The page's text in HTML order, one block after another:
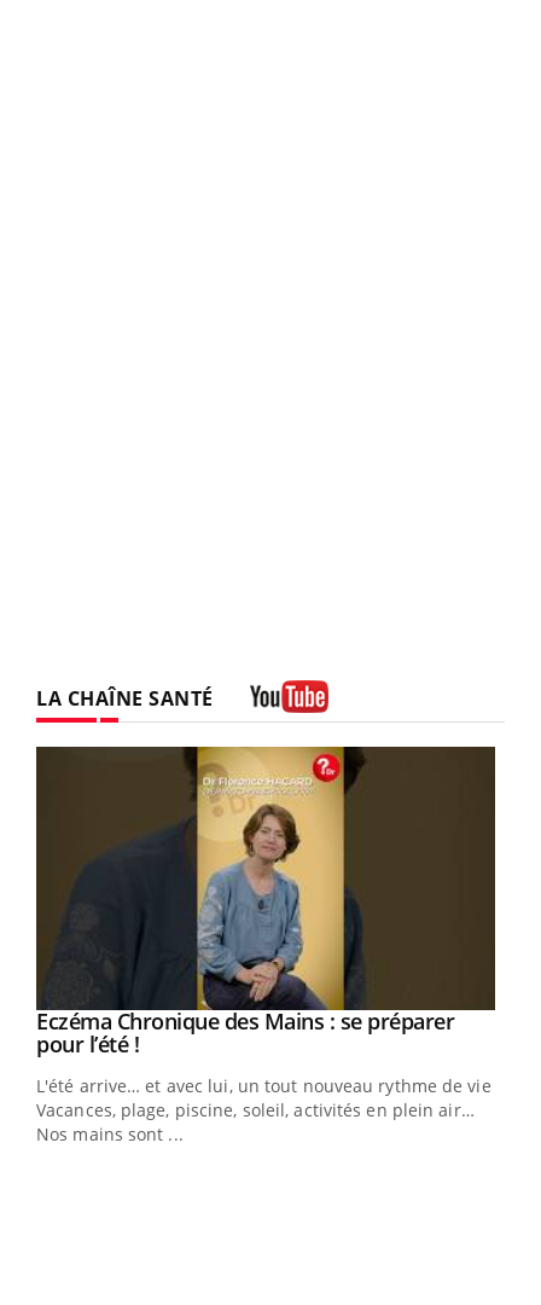
LA CHAÎNE SANTÉ
Youtube
Eczéma Chronique des Mains : se préparer
pour l’été !Youtube
L'été arrive… et avec lui, un tout nouveau rythme de vie !
Vacances, plage, piscine, soleil, activités en plein air…
Nos mains sont ...